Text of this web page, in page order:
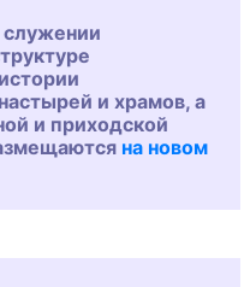
и храмов, а
и приходской
на новом